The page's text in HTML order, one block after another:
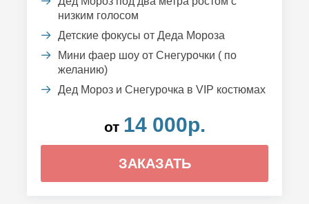
низким голосом
Детские фокусы от Деда Мороза
Мини фаер шоу от Снегурочки ( по
желанию)
Дед Мороз и Снегурочка в VIP костюмах
от 14 000р.
ЗАКАЗАТЬ